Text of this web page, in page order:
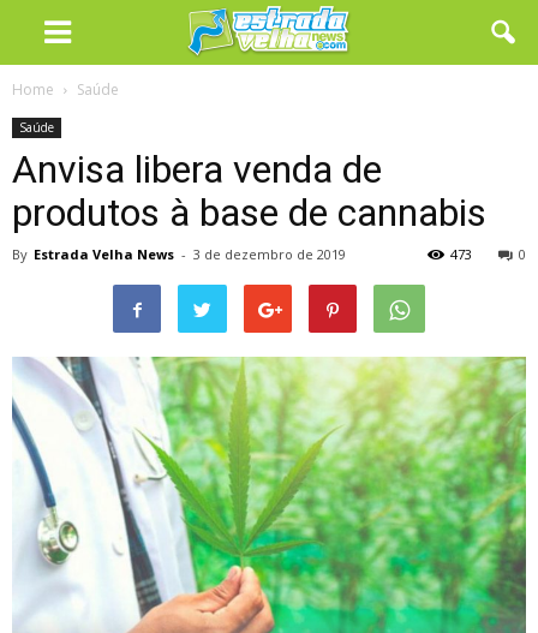
Home Saúde
Saúde
Anvisa libera venda de
produtos à base de cannabis
By Estrada Velha News - 3 de dezembro de 2019 0
473